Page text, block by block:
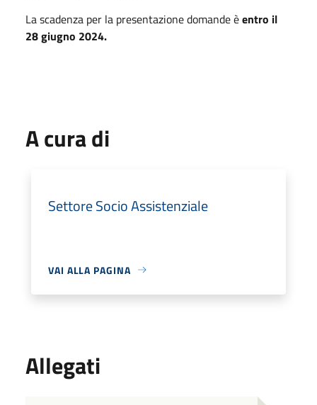
La scadenza per la presentazione domande èentro il
28 giugno 2024.
A cura di
Settore Socio Assistenziale
VAI ALLA PAGINA
Allegati